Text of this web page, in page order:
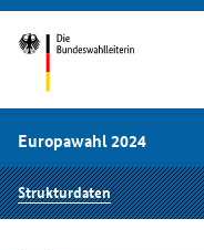
Europawahl 2024
Strukturdaten